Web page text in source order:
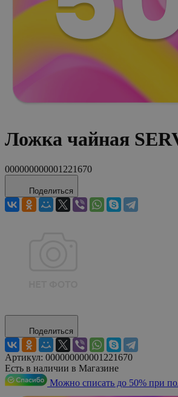
Ложка чайная
000000000001221670
Поделиться
Поделиться
Артикул: 000000000001221670
Есть в наличии в Магазине
Можно списать до 50% при